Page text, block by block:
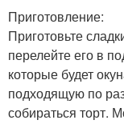
Приготовление:
Приготовьте
перелейте его в
которые будет
подходящую по
собираться торт.